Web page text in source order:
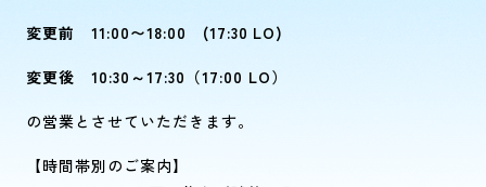
変更前 11:00〜18:00 (17:30 LO)
変更後 10:30～17:30（17:00 LO）
の営業とさせていただきます。
【時間帯別のご案内】